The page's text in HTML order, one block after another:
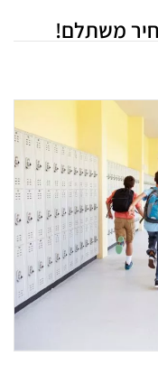
משתלם!